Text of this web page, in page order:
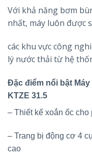
Với khả năng bơm
nhất, máy luôn được
các khu vực công
lý nước thải từ hệ
Đặc điểm nổi bật
KTZE 31.5
– Thiết kế xoắn ốc
– Trang bị động cơ 4
cao